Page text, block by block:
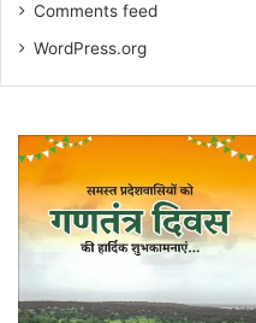
Comments feed
WordPress.org